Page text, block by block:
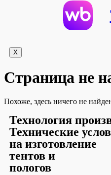
X
Страница не
Похоже, здесь ничего не
bahsegel bahsegel bahsegel
Технология
Технические
на изготовление
тентов и
пологов